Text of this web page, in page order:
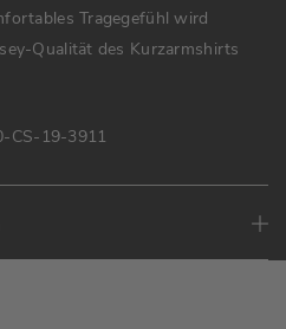
Tragegefühl wird
Qualität des Kurzarmshirts
CS-19-3911